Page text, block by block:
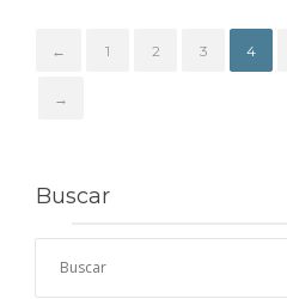
← 1 2 3 4
→
Buscar